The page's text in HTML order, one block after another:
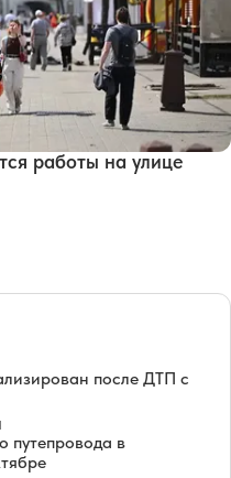
работы на улице
после ДТП с
путепровода в